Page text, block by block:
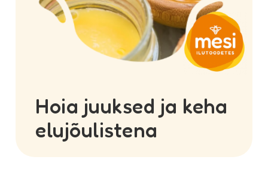
Hoia juuksed ja keha
elujõulistena